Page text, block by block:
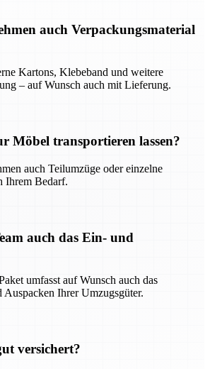
auch Verpackungsmaterial
Kartons, Klebeband und weitere
– auf Wunsch auch mit Lieferung.
Möbel transportieren lassen?
auch Teilumzüge oder einzelne
Ihrem Bedarf.
auch das Ein- und
umfasst auf Wunsch auch das
Ihrer Umzugsgüter.
versichert?